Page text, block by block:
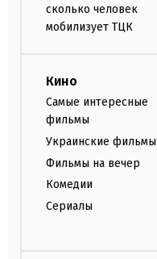
сколько человек
мобилизует ТЦК
Кино
Самые интересные
фильмы
Украинские фильмы
Фильмы на вечер
Комедии
Сериалы